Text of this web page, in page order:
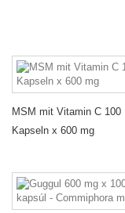
MSM mit Vitamin C 100
Kapseln x 600 mg